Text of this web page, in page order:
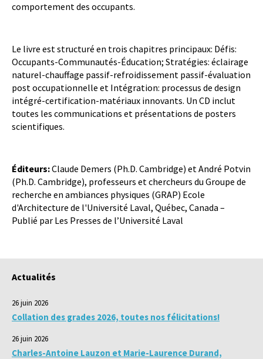
comportement des occupants.
Le livre est structuré en trois chapitres principaux: Défis:
Occupants-Communautés-Éducation; Stratégies: éclairage
naturel-chauffage passif-refroidissement passif-évaluation
post occupationnelle et Intégration: processus de design
intégré-certification-matériaux innovants. Un CD inclut
toutes les communications et présentations de posters
scientifiques.
Éditeurs:Claude Demers (Ph.D. Cambridge) et André Potvin
(Ph.D. Cambridge), professeurs et chercheurs du Groupe de
recherche en ambiances physiques (GRAP) Ecole
d'Architecture de l'Université Laval, Québec, Canada –
Publié par Les Presses de l’Université Laval
Actualités
26 juin 2026
Collation des grades 2026, toutes nos félicitations!
26 juin 2026
Charles-Antoine Lauzon et Marie-Laurence Durand,